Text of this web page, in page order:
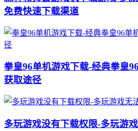
免费快速下载渠道
拳皇96单机游戏下载-经典拳皇
获取途径
多玩游戏没有下载权限-多玩游